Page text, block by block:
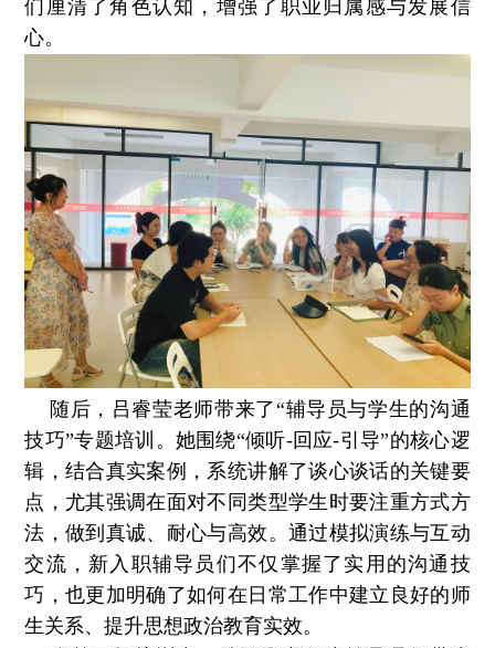
们厘清了角色认知，增强了职业归属感与发展信
心。
随后，吕睿莹老师带来了“辅导员与学生的沟通
技巧”专题培训。她围绕“倾听-回应-引导”的核心逻
辑，结合真实案例，系统讲解了谈心谈话的关键要
点，尤其强调在面对不同类型学生时要注重方式方
法，做到真诚、 耐心与高效。通过模拟演练与互动
交流，新入职辅导员们不仅掌握了实用的沟通技
巧，也更加明确了如何在日常工作中建立良好的师
生关系、提升思想政治教育实效。